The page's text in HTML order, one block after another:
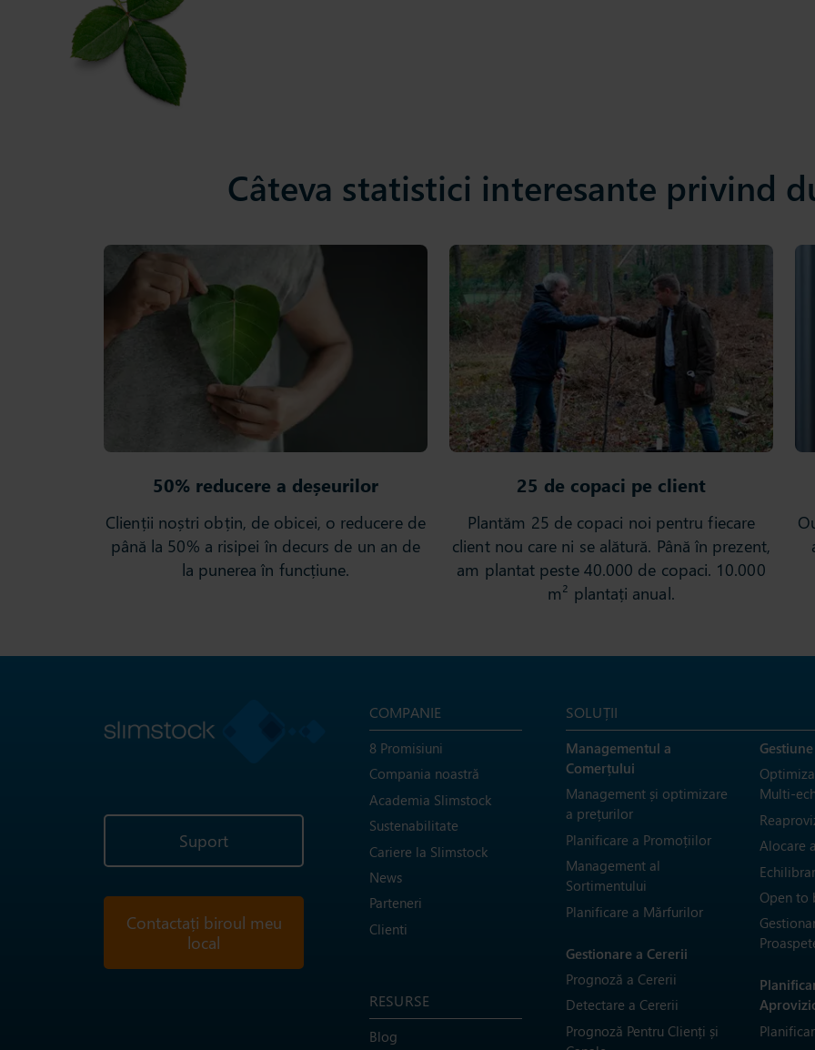
Câteva statistici interesante privind
50% reducere a deșeurilor
Clienții noștri obțin, de obicei, o reducere de
până la 50% a risipei în decurs de un an de
la punerea în funcțiune.
25 de copaci pe client
Plantăm 25 de copaci noi pentru fiecare
client nou care ni se alătură. Până în prezent,
am plantat peste 40.000 de copaci. 10.000
m² plantați anual.
Suport
Contactați biroul meu
local
COMPANIE
8 Promisiuni
Compania noastră
Academia Slimstock
Sustenabilitate
Cariere la Slimstock
News
Parteneri
Clienti
SOLUȚII
Managementul a
Comerțului
Management și optimizare
a prețurilor
Planificare a Promoțiilor
Management al
Sortimentului
Planificare a Mărfurilor
Gestionare a Cererii
Prognoză a Cererii
Detectare a Cererii
Prognoză Pentru Clienți și
Multi-
Alocare
Open to
RESURSE
Blog